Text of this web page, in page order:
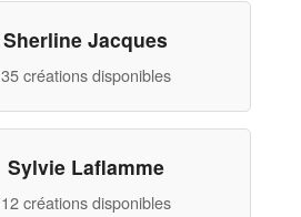
Sherline Jacques
35 créations disponibles
Sylvie Laflamme
12 créations disponibles